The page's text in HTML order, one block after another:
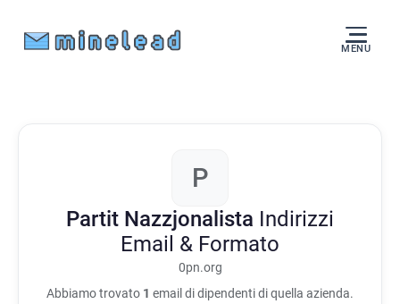
MENU
P
Partit Nazzjonalista Indirizzi
Email & Formato
0pn.org
Abbiamo trovato 1 email di dipendenti di quella azienda.